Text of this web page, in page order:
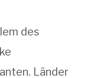
des
Länder